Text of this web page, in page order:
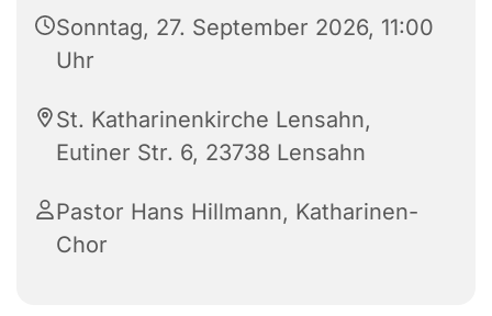
Sonntag, 27. September 2026, 11:00
Uhr
St. Katharinenkirche Lensahn,
Eutiner Str. 6, 23738 Lensahn
Pastor Hans Hillmann, Katharinen-
Chor